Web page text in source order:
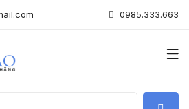
0985.333.663